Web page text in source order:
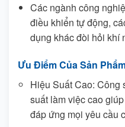
Các ngành công
điều khiển tự động,
dụng khác đòi hỏi khí
Ưu Điểm Của Sản
Hiệu Suất Cao: Công
suất làm việc cao
đáp ứng mọi yêu cầu